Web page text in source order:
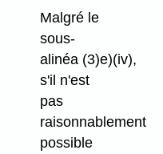
Malgré le
sous-
alinéa (3)e)⁠(iv),
s'il n'est
pas
raisonnablement
possible